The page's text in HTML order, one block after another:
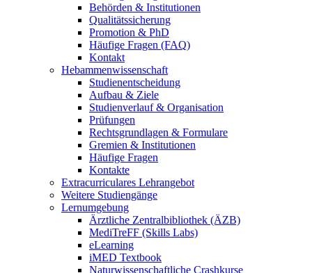
Behörden & Institutionen
Qualitätssicherung
Promotion & PhD
Häufige Fragen (FAQ)
Kontakt
Hebammenwissenschaft
Studienentscheidung
Aufbau & Ziele
Studienverlauf & Organisation
Prüfungen
Rechtsgrundlagen & Formulare
Gremien & Institutionen
Häufige Fragen
Kontakte
Extracurriculares Lehrangebot
Weitere Studiengänge
Lernumgebung
Ärztliche Zentralbibliothek (ÄZB)
MediTreFF (Skills Labs)
eLearning
iMED Textbook
Naturwissenschaftliche Crashkurse